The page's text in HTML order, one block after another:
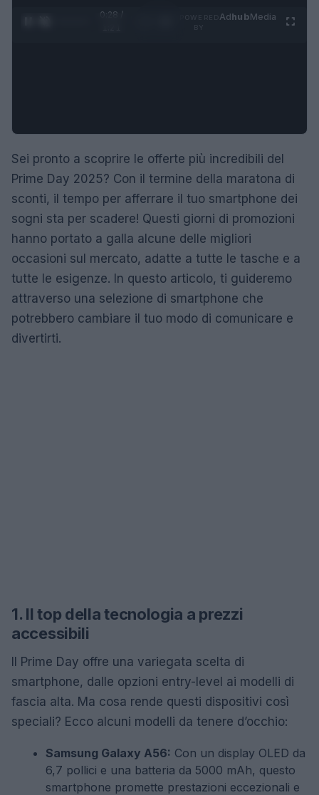
0:28 /
AdhubMedia
Sei pronto a scoprire le offerte più incredibili del
Prime Day 2025? Con il termine della maratona di
sconti, il tempo per afferrare il tuo smartphone dei
sogni sta per scadere! Questi giorni di promozioni
hanno portato a galla alcune delle migliori
occasioni sul mercato, adatte a tutte le tasche e a
tutte le esigenze. In questo articolo, ti guideremo
attraverso una selezione di smartphone che
potrebbero cambiare il tuo modo di comunicare e
divertirti.
1. Il top della tecnologia a prezzi
accessibili
Il Prime Day offre una variegata scelta di
smartphone, dalle opzioni entry-level ai modelli di
fascia alta. Ma cosa rende questi dispositivi così
speciali? Ecco alcuni modelli da tenere d’occhio:
Samsung Galaxy A56: Con un display OLED da
6,7 pollici e una batteria da 5000 mAh, questo
smartphone promette prestazioni eccezionali e